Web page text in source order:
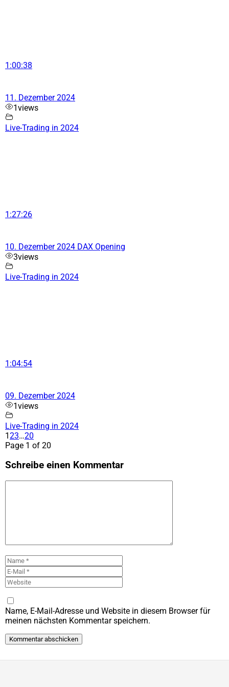
1:00:38
11. Dezember 2024
1views
Live-Trading in 2024
1:27:26
10. Dezember 2024 DAX Opening
3views
Live-Trading in 2024
1:04:54
09. Dezember 2024
1views
Live-Trading in 2024
123…20
Page 1 of 20
Schreibe einen Kommentar
Name
Mail
Name, E-Mail-Adresse und Website in diesem Browser für
meinen nächsten Kommentar speichern.